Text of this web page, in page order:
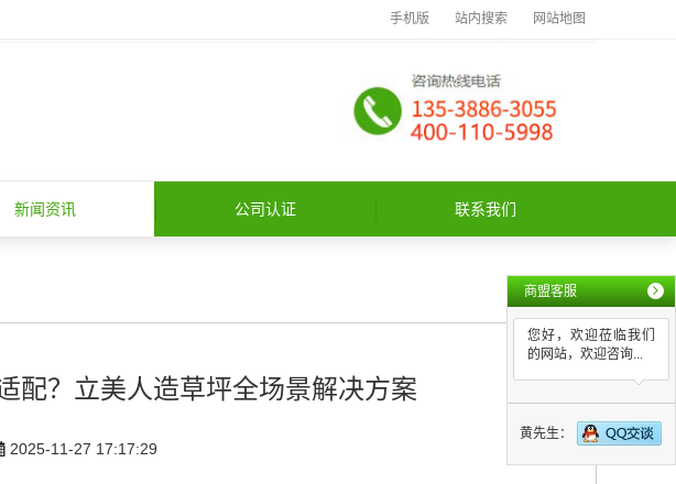
手机版 站内搜索 网站地图
新闻资讯 公司认证 联系我们
配？立美人造草坪全场景解决方案
2025-11-27 17:17:29
商盟客服
您好，欢迎莅临我们
的网站，欢迎咨询...
黄先生：